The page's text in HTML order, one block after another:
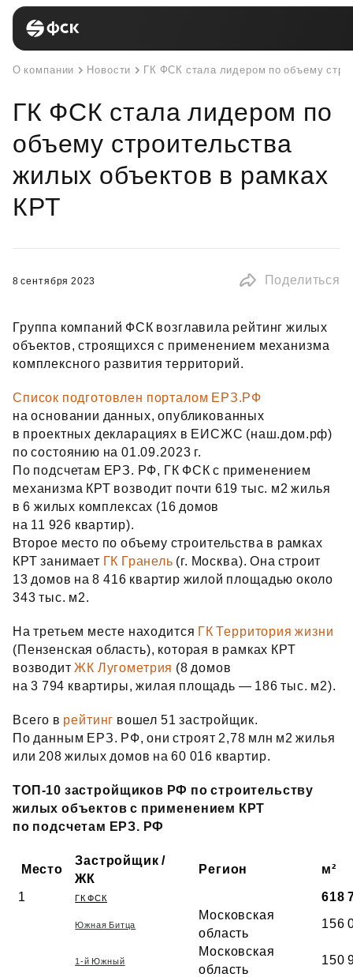
О компании Новости ГК ФСК стала лидером по объему
ГК ФСК стала лидером по
объему строительства
жилых объектов в рамках
КРТ
8 сентября 2023 Поделиться
Группа компаний ФСК возглавила рейтинг жилых
объектов, строящихся с применением механизма
комплексного развития территорий.
Список подготовлен порталом ЕРЗ.РФ
на основании данных, опубликованных
в проектных декларациях в ЕИСЖС (наш.дом.рф)
по состоянию на 01.09.2023 г.
По подсчетам ЕРЗ. РФ, ГК ФСК с применением
механизма КРТ возводит почти 619 тыс. м2 жилья
в 6 жилых комплексах (16 домов
на 11 926 квартир).
Второе место по объему строительства в рамках
КРТ занимает ГК Гранель (г. Москва). Она строит
13 домов на 8 416 квартир жилой площадью около
343 тыс. м2.
На третьем месте находится ГК Территория жизни
(Пензенская область), которая в рамках КРТ
возводитЖК Лугометрия (8 домов
на 3 794 квартиры, жилая площадь — 186 тыс. м2).
Всего в рейтинг вошел 51 застройщик.
По данным ЕРЗ. РФ, они строят 2,78 млн м2 жилья
или 208 жилых домов на 60 016 квартир.
ТОП‑10 застройщиков РФ по строительству
жилых объектов с применением КРТ
по подсчетам ЕРЗ. РФ
Место
Застройщик /
ЖК
Регион м²
1 ГК ФСК 618
Южная Битца
Московская
область
156
1-й Южный
Московская
область
150